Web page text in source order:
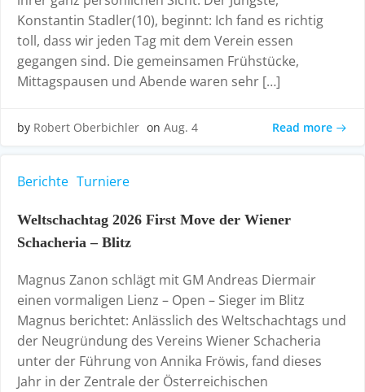
Konstantin Stadler(10), beginnt: Ich fand es richtig
toll, dass wir jeden Tag mit dem Verein essen
gegangen sind. Die gemeinsamen Frühstücke,
Mittagspausen und Abende waren sehr […]
by Robert Oberbichler on Aug. 4 Read more
Berichte Turniere
Weltschachtag 2026 First Move der Wiener
Schacheria – Blitz
Magnus Zanon schlägt mit GM Andreas Diermair
einen vormaligen Lienz – Open – Sieger im Blitz
Magnus berichtet: Anlässlich des Weltschachtags und
der Neugründung des Vereins Wiener Schacheria
unter der Führung von Annika Fröwis, fand dieses
Jahr in der Zentrale der Österreichischen